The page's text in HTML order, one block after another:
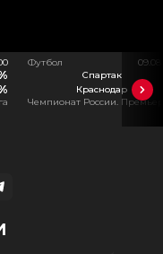
Футбол
Спартак
Краснодар
Чемпионат России.